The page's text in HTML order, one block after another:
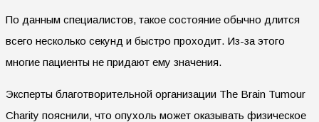
По данным специалистов, такое состояние обычно длится
всего несколько секунд и быстро проходит. Из-за этого
многие пациенты не придают ему значения.
Эксперты благотворительной организации The Brain Tumour
Charity пояснили, что опухоль может оказывать физическое